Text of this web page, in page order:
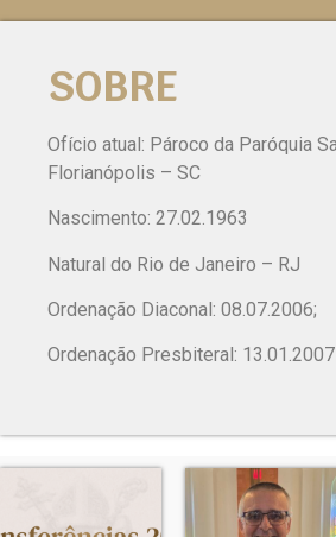
SOBRE
Ofício atual: Pároco da Paróquia
Florianópolis – SC
Nascimento: 27.02.1963
Natural do Rio de Janeiro – RJ
Ordenação Diaconal: 08.07.2006;
Ordenação Presbiteral: 13.01.2007